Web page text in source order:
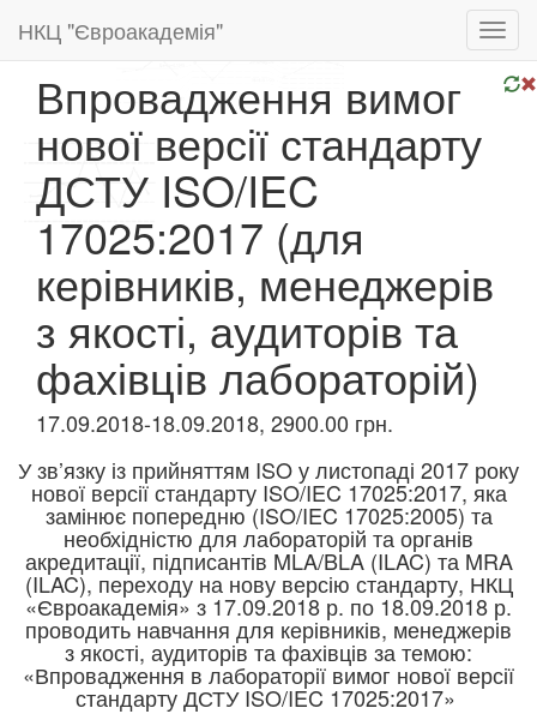
НКЦ "Євроакадемія"
Впровадження вимог
нової версії стандарту
ДСТУ ISO/IEC
17025:2017 (для
керівників, менеджерів
з якості, аудиторів та
фахівців лабораторій)
17.09.2018-18.09.2018, 2900.00 грн.
У зв’язку із прийняттям ISO у листопаді 2017 року
нової версії стандарту ISO/IEC 17025:2017, яка
замінює попередню (ISO/IEC 17025:2005) та
необхідністю для лабораторій та органів
акредитації, підписантів MLA/BLA (ILAC) та MRA
(ILAC), переходу на нову версію стандарту, НКЦ
«Євроакадемія» з 17.09.2018 р. по 18.09.2018 р.
проводить навчання для керівників, менеджерів
з якості, аудиторів та фахівців за темою:
«Впровадження в лабораторії вимог нової версії
стандарту ДСТУ ISO/IEC 17025:2017»